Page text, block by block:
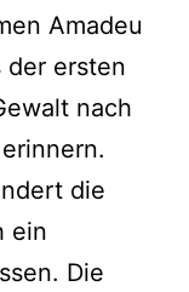
Amadeu
der ersten
nach
die
ein
Die